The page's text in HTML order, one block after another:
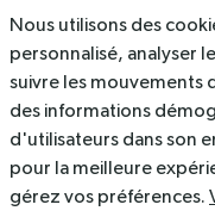
Ressources
536 Rue
Nous utilisons des
personnalisé, analyser
suivre les mouvements
des informations
d'utilisateurs dans son
pour la meilleure
gérez vos préférences.